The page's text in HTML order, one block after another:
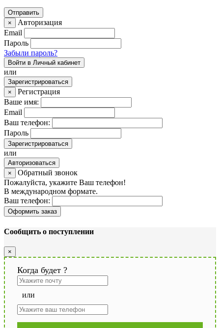
×
Авторизация
Email
Пароль
Забыли пароль?
Войти в Личный кабинет
или
Зарегистрироваться
×
Регистрация
Ваше имя:
Email
Ваш телефон:
Пароль
Зарегистрироваться
или
Авторизоваться
×
Обратный звонок
Пожалуйста, укажите Ваш телефон!
В международном формате.
Ваш телефон:
Оформить заказ
Сообщить о поступлении
×
Когда будет ?
или